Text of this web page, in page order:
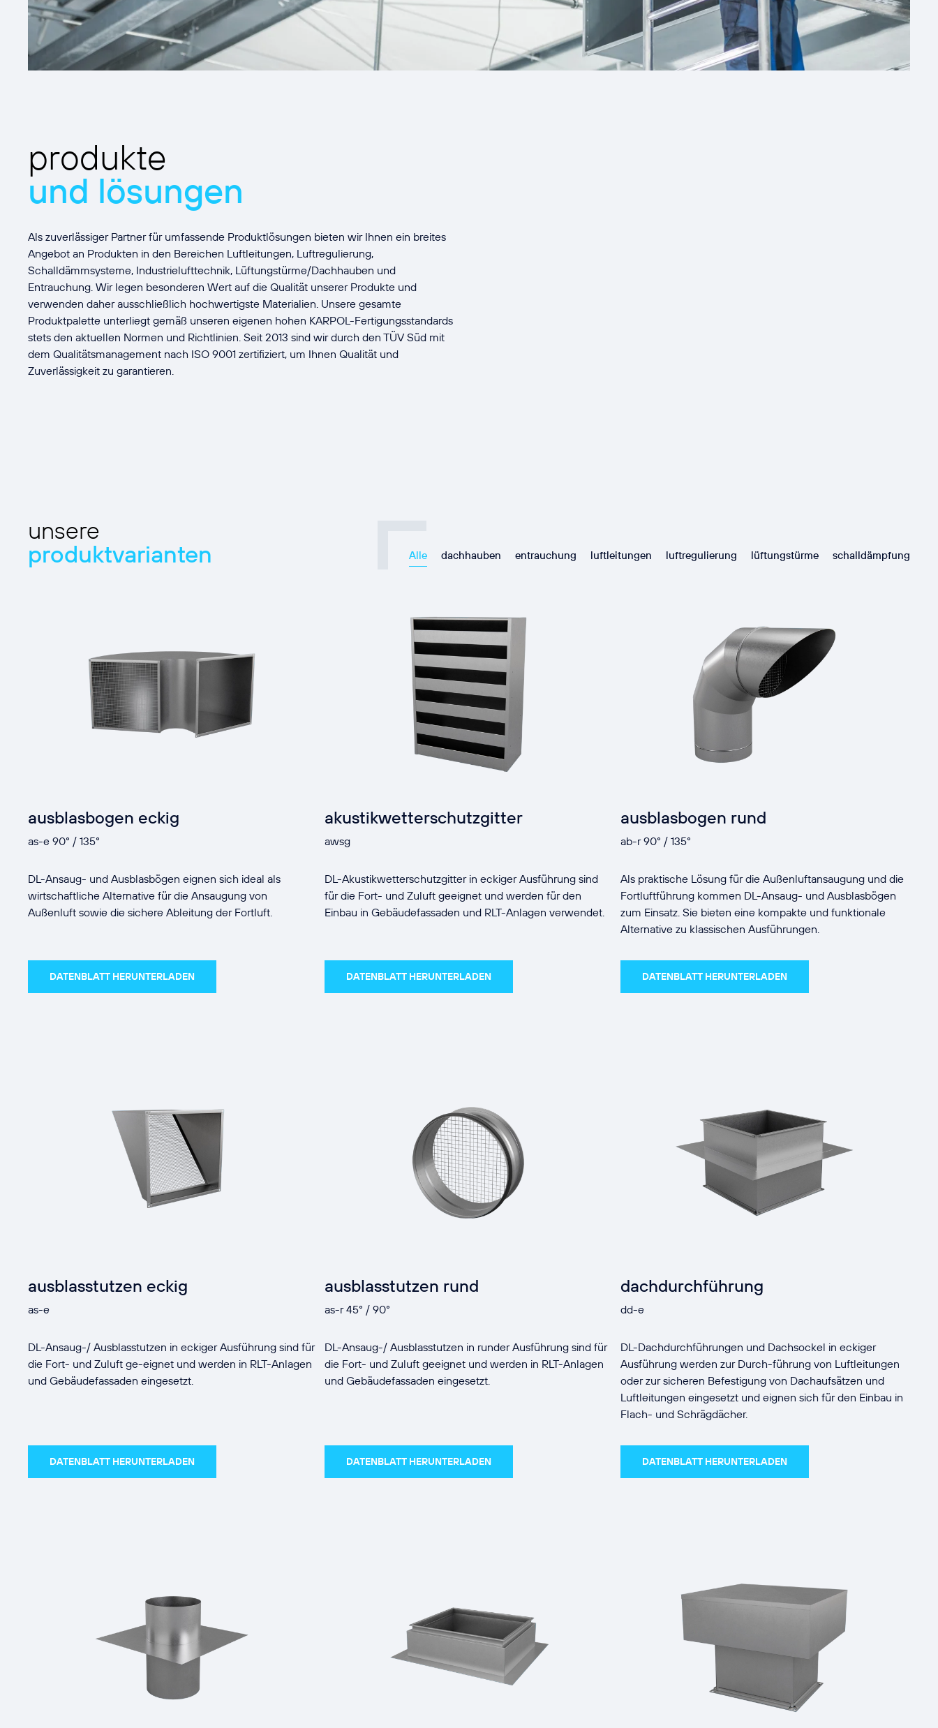
produkte
und lösungen
Als zuverlässiger Partner für umfassende Produktlösungen bieten wir Ihnen ein breites
Angebot an Produkten in den Bereichen Luftleitungen, Luftregulierung,
Schalldämmsysteme, Industrielufttechnik, Lüftungstürme/Dachhauben und
Entrauchung. Wir legen besonderen Wert auf die Qualität unserer Produkte und
verwenden daher ausschließlich hochwertigste Materialien. Unsere gesamte
Produktpalette unterliegt gemäß unseren eigenen hohen KARPOL-Fertigungsstandards
stets den aktuellen Normen und Richtlinien. Seit 2013 sind wir durch den TÜV Süd mit
dem Qualitätsmanagement nach ISO 9001 zertifiziert, um Ihnen Qualität und
Zuverlässigkeit zu garantieren.
unsere
produktvarianten Alle dachhauben entrauchung luftleitungen luftregulierung lüftungstürme schalldämpfung
ausblasbogen eckig
as-e 90° / 135°
DL-Ansaug- und Ausblasbögen eignen sich ideal als
wirtschaftliche Alternative für die Ansaugung von
Außenluft sowie die sichere Ableitung der Fortluft.
DATENBLATT HERUNTERLADEN
akustikwetterschutzgitter
awsg
DL-Akustikwetterschutzgitter in eckiger Ausführung sind
für die Fort- und Zuluft geeignet und werden für den
Einbau in Gebäudefassaden und RLT-Anlagen verwendet.
DATENBLATT HERUNTERLADEN
ausblasbogen rund
ab-r 90° / 135°
Als praktische Lösung für die Außenluftansaugung und die
Fortluftführung kommen DL-Ansaug- und Ausblasbögen
zum Einsatz. Sie bieten eine kompakte und funktionale
Alternative zu klassischen Ausführungen.
DATENBLATT HERUNTERLADEN
ausblasstutzen eckig
as-e
DL-Ansaug-/ Ausblasstutzen in eckiger Ausführung sind für
die Fort- und Zuluft ge-eignet und werden in RLT-Anlagen
und Gebäudefassaden eingesetzt.
DATENBLATT HERUNTERLADEN
ausblasstutzen rund
as-r 45° / 90°
DL-Ansaug-/ Ausblasstutzen in runder Ausführung sind für
die Fort- und Zuluft geeignet und werden in RLT-Anlagen
und Gebäudefassaden eingesetzt.
DATENBLATT HERUNTERLADEN
dachdurchführung
dd-e
DL-Dachdurchführungen und Dachsockel in eckiger
Ausführung werden zur Durch-führung von Luftleitungen
oder zur sicheren Befestigung von Dachaufsätzen und
Luftleitungen eingesetzt und eignen sich für den Einbau in
Flach- und Schrägdächer.
DATENBLATT HERUNTERLADEN